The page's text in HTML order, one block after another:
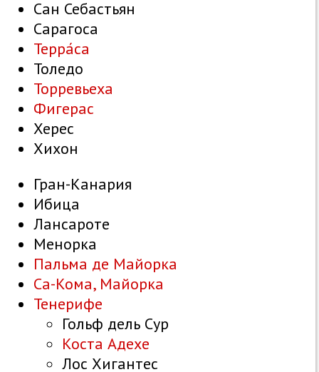
Сан Себастьян
Сарагоса
Терра́са
Толедо
Торревьеха
Фигерас
Херес
Хихон
Гран-Канария
Ибица
Лансароте
Менорка
Пальма де Майорка
Са-Кома, Майорка
Тенерифе
Гольф дель Сур
Коста Адехе
Лос Хигантес